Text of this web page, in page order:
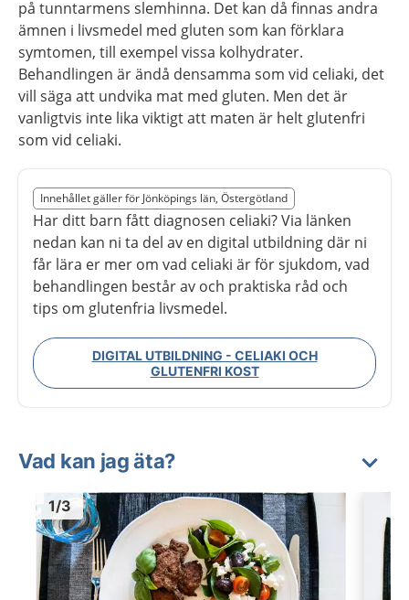
på tunntarmens slemhinna. Det kan då finnas andra
ämnen i livsmedel med gluten som kan förklara
symtomen, till exempel vissa kolhydrater.
Behandlingen är ändå densamma som vid celiaki, det
vill säga att undvika mat med gluten. Men det är
vanligtvis inte lika viktigt att maten är helt glutenfri
som vid celiaki.
Nedan innehåll gäller region Östergötland
Innehållet gäller för Jönköpings län, Östergötland
Har ditt barn fått diagnosen celiaki? Via länken
nedan kan ni ta del av en digital utbildning där ni
får lära er mer om vad celiaki är för sjukdom, vad
behandlingen består av och praktiska råd och
tips om glutenfria livsmedel.
DIGITAL UTBILDNING - CELIAKI OCH
GLUTENFRI KOST
Slut på det regionala tillägget från region Östergötland
Vad kan jag äta?
Bild 1
1/3
Visa
Visa föregående bild